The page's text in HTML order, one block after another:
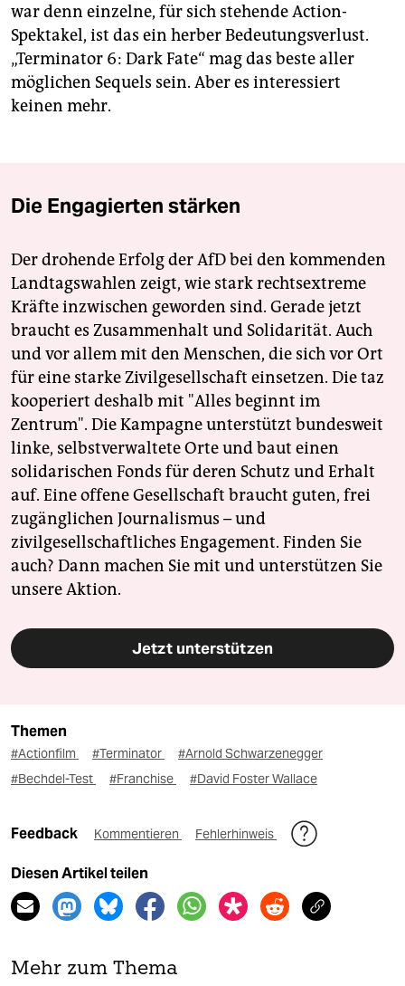
war denn einzelne, für sich stehende Action-
Spektakel, ist das ein herber Bedeutungsverlust.
„Terminator 6: Dark Fate“ mag das beste aller
möglichen Sequels sein. Aber es interessiert
keinen mehr.
Die Engagierten stärken
Der drohende Erfolg der AfD bei den kommenden
Landtagswahlen zeigt, wie stark rechtsextreme
Kräfte inzwischen geworden sind. Gerade jetzt
braucht es Zusammenhalt und Solidarität. Auch
und vor allem mit den Menschen, die sich vor Ort
für eine starke Zivilgesellschaft einsetzen. Die taz
kooperiert deshalb mit "Alles beginnt im
Zentrum". Die Kampagne unterstützt bundesweit
linke, selbstverwaltete Orte und baut einen
solidarischen Fonds für deren Schutz und Erhalt
auf. Eine offene Gesellschaft braucht guten, frei
zugänglichen Journalismus – und
zivilgesellschaftliches Engagement. Finden Sie
auch? Dann machen Sie mit und unterstützen Sie
unsere Aktion.
Jetzt unterstützen
Themen
#Actionfilm #Terminator
#Arnold Schwarzenegger
#Bechdel-Test
#Franchise #David Foster Wallace
Feedback Kommentieren Fehlerhinweis
Diesen Artikel teilen
Mehr zum Thema